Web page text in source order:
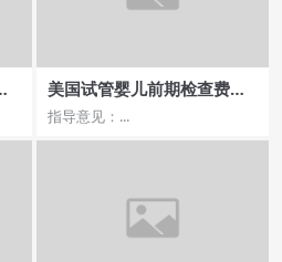
美国试管婴儿前期检查费
用，大概需要多少？
指导意见：...